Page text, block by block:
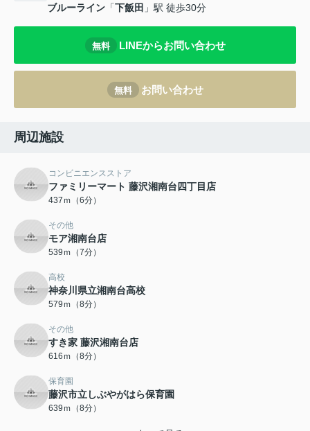
ブルーライン 「下飯田 」駅 徒歩30分
無料 LINEからお問い合わせ
無料 お問い合わせ
周辺施設
コンビニエンスストア
ファミリーマート 藤沢湘南台四丁目店
437ｍ（6分）
その他
モア湘南台店
539ｍ（7分）
高校
神奈川県立湘南台高校
579ｍ（8分）
その他
すき家 藤沢湘南台店
616ｍ（8分）
保育園
藤沢市立しぶやがはら保育園
639ｍ（8分）